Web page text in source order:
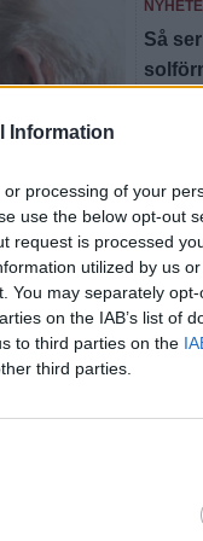
Information
processing of your
use the below opt-out
request is processed
utilized by us
You may separately
on the IAB’s list of
to third parties on the
third parties.
och
har
som nu
Så
Här
Fler